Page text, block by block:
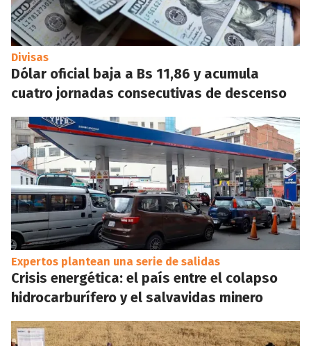
Divisas
Dólar oficial baja a Bs 11,86 y acumula
cuatro jornadas consecutivas de descenso
Expertos plantean una serie de salidas
Crisis energética: el país entre el colapso
hidrocarburífero y el salvavidas minero